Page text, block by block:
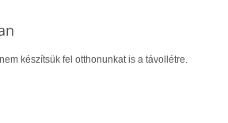
készítsük fel otthonunkat is a távollétre.